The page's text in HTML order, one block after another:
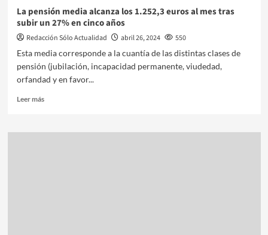
La pensión media alcanza los 1.252,3 euros al mes tras
subir un 27% en cinco años
Redacción Sólo Actualidad abril 26, 2024
550
Esta media corresponde a la cuantía de las distintas clases de
pensión (jubilación, incapacidad permanente, viudedad,
orfandad y en favor...
Leer más